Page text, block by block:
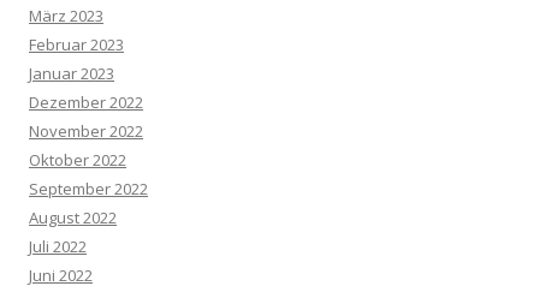
März 2023
Februar 2023
Januar 2023
Dezember 2022
November 2022
Oktober 2022
September 2022
August 2022
Juli 2022
Juni 2022